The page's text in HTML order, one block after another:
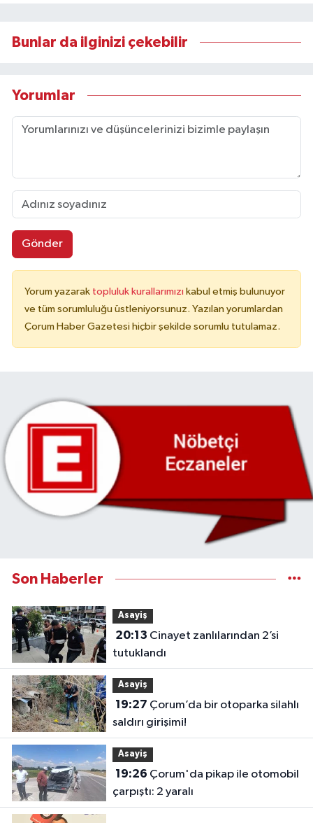
Bunlar da ilginizi çekebilir
Yorumlar
Gönder
Yorum yazarak topluluk kurallarımızı kabul etmiş bulunuyor
ve tüm sorumluluğu üstleniyorsunuz. Yazılan yorumlardan
Çorum Haber Gazetesi hiçbir şekilde sorumlu tutulamaz.
Son Haberler
Asayiş
20:13
tutuklandı
Asayiş
19:27
saldırı girişimi!
Asayiş
19:26
çarpıştı: 2 yaralı